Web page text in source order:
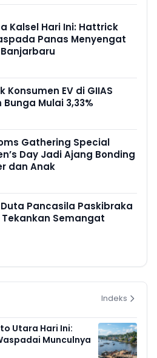
Kalsel Hari Ini: Hattrick
Panas Menyengat
Konsumen EV di GIIAS
Mulai 3,33%
Gathering Special
Day Jadi Ajang Bonding
dan Anak
Pancasila Paskibraka
Semangat
Indeks
Utara Hari Ini:
Munculnya